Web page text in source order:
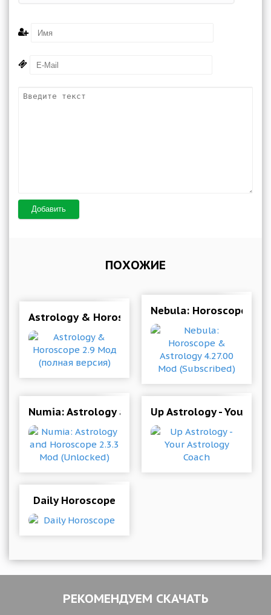
Добавить
ПОХОЖИЕ
Astrology & Horoscope 2.9 Мод (полная
Nebula: Horoscope &
Numia: Astrology and Horoscope 2.3.3 Mod
Up Astrology - Your
Daily Horoscope
РЕКОМЕНДУЕМ СКАЧАТЬ